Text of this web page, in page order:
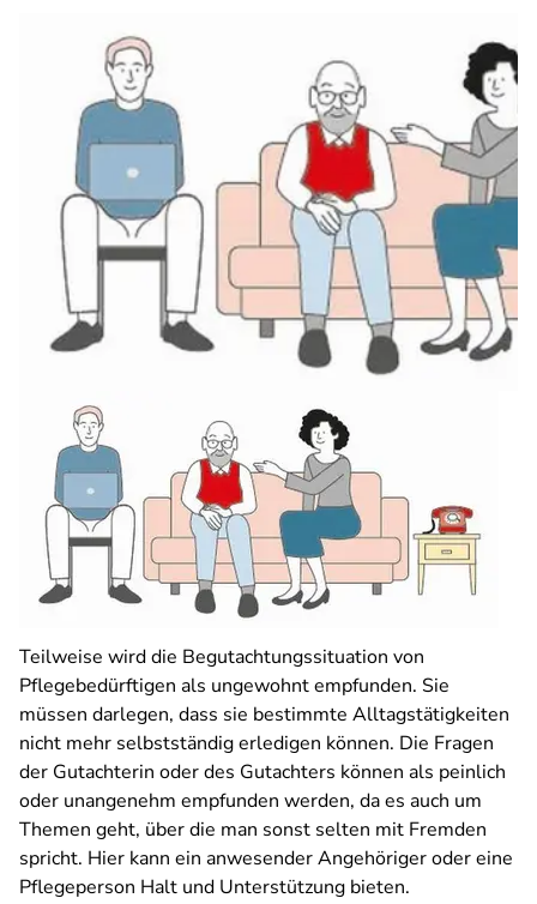
Teilweise wird die Begutachtungssituation von
Pflegebedürftigen als ungewohnt empfunden. Sie
müssen darlegen, dass sie bestimmte Alltagstätigkeiten
nicht mehr selbstständig erledigen können. Die Fragen
der Gutachterin oder des Gutachters können als peinlich
oder unangenehm empfunden werden, da es auch um
Themen geht, über die man sonst selten mit Fremden
spricht. Hier kann ein anwesender Angehöriger oder eine
Pflegeperson Halt und Unterstützung bieten.